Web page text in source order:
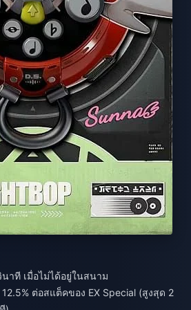
าที เมื่อไม่ได้อยู่ในสนาม
ต่อสแต็คของ EX Special (สูงสุด 2